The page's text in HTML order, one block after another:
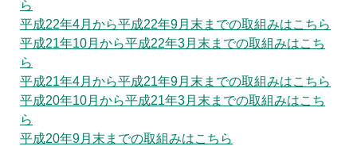
ら
平成22年4月から平成22年9月末までの取組みはこちら
平成21年10月から平成22年3月末までの取組みはこち
ら
平成21年4月から平成21年9月末までの取組みはこちら
平成20年10月から平成21年3月末までの取組みはこち
ら
平成20年9月末までの取組みはこちら